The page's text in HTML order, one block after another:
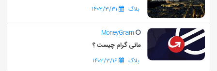
بلاگ ۱۴۰۳/۳/۳۱
MoneyGram
مانی گرام چیست ؟
بلاگ ۱۴۰۳/۳/۱۶